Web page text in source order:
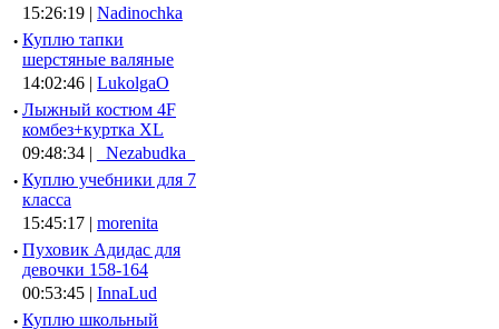
15:26:19 | Nadinochka
· Куплю тапки
шерстяные валяные
14:02:46 | LukolgaO
· Лыжный костюм 4F
комбез+куртка XL
09:48:34 |
_Nezabudka_
· Куплю учебники для 7
класса
15:45:17 | morenita
· Пуховик Адидас для
девочки 158-164
00:53:45 | InnaLud
· Куплю школьный